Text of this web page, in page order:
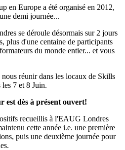
en Europe a été organisé en 2012,
demi journée...
se déroule désormais sur 2 jours
plus d'une centaine de participants
du monde entier... et vous
réunir dans les locaux de Skills
7 et 8 Juin.
est dès à présent ouvert!
recueillis à l'EAUG Londres
cette année i.e. une première
puis une deuxième journée pour